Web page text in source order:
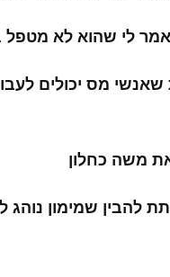
לי שהוא לא
מס יכולים
משה כחלון
להבין שמימון